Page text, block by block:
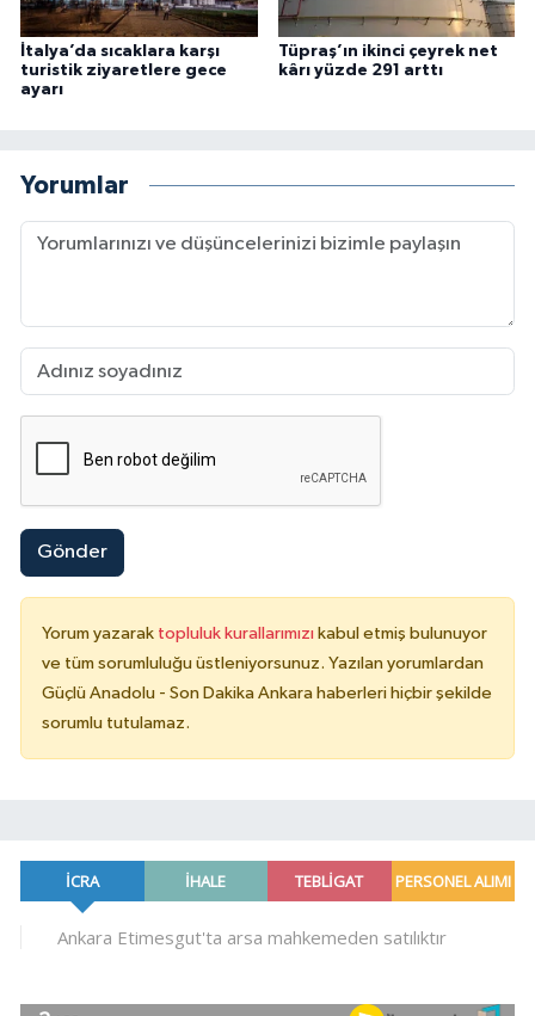
İtalya’da sıcaklara karşı
turistik ziyaretlere gece
ayarı
Tüpraş’ın ikinci çeyrek net
kârı yüzde 291 arttı
Yorumlar
Gönder
Yorum yazarak topluluk kurallarımızı kabul etmiş bulunuyor
ve tüm sorumluluğu üstleniyorsunuz. Yazılan yorumlardan
Güçlü Anadolu - Son Dakika Ankara haberleri hiçbir şekilde
sorumlu tutulamaz.